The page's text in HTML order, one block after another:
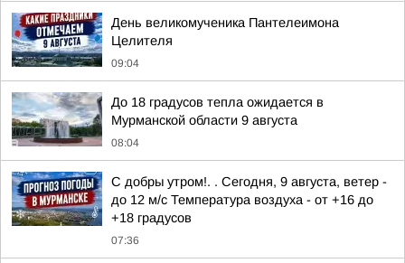
День великомученика Пантелеимона
Целителя
09:04
До 18 градусов тепла ожидается в
Мурманской области 9 августа
08:04
С добры утром!. . Сегодня, 9 августа, ветер -
до 12 м/с Температура воздуха - от +16 до
+18 градусов
07:36